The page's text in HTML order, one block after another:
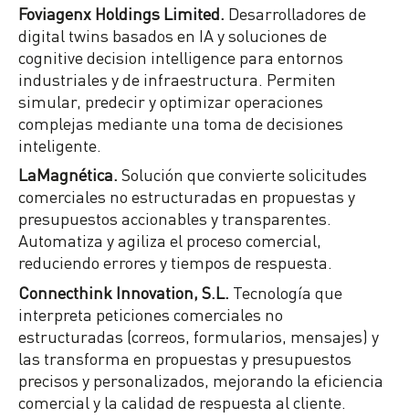
Foviagenx Holdings Limited. Desarrolladores de
digital twins basados en IA y soluciones de
cognitive decision intelligence para entornos
industriales y de infraestructura. Permiten
simular, predecir y optimizar operaciones
complejas mediante una toma de decisiones
inteligente.
LaMagnética. Solución que convierte solicitudes
comerciales no estructuradas en propuestas y
presupuestos accionables y transparentes.
Automatiza y agiliza el proceso comercial,
reduciendo errores y tiempos de respuesta.
Connecthink Innovation, S.L.
Tecnología que
interpreta peticiones comerciales no
estructuradas (correos, formularios, mensajes) y
las transforma en propuestas y presupuestos
precisos y personalizados, mejorando la eficiencia
comercial y la calidad de respuesta al cliente.